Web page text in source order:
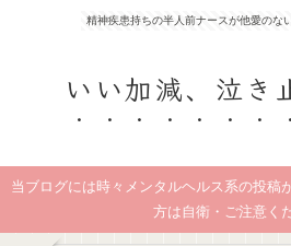
精神疾患持ちの半人前ナースが他愛のな
いい加減、泣き
当ブログには時々メンタルヘルス系の投稿
方は自衛・ご注意く